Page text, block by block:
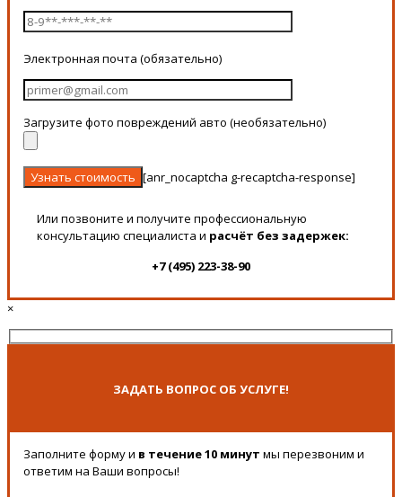
Электронная почта (обязательно)
Загрузите фото повреждений авто (необязательно)
[anr_nocaptcha g-recaptcha-response]
Или позвоните и получите профессиональную
консультацию специалиста и расчёт без задержек:
+7 (495) 223-38-90
×
ЗАДАТЬ ВОПРОС ОБ УСЛУГЕ!
Заполните форму и в течение 10 минут мы перезвоним и
ответим на Ваши вопросы!